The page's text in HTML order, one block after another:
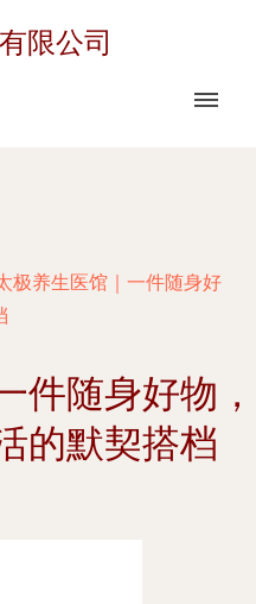
限公司
极养生医馆｜一件随身好
件随身好物，
的默契搭档